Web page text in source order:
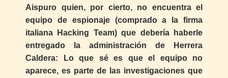
Aispuro quien, por cierto, no encuentra el
equipo de espionaje (comprado a la firma
italiana Hacking Team) que debería haberle
entregado la administración de Herrera
Caldera: Lo que sé es que el equipo no
aparece, es parte de las investigaciones que